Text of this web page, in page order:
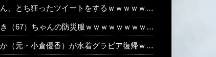
とち狂ったツイートをするｗｗｗｗｗｗｗｗｗｗｗ
ゃんの防災服ｗｗｗｗｗｗｗｗｗｗｗｗｗｗｗｗｗｗｗｗｗｗｗ
・小倉優香）が水着グラビア復帰ｗｗｗｗｗｗｗｗｗｗｗ